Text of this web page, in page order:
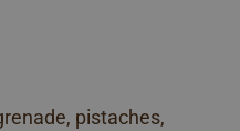
pistaches,